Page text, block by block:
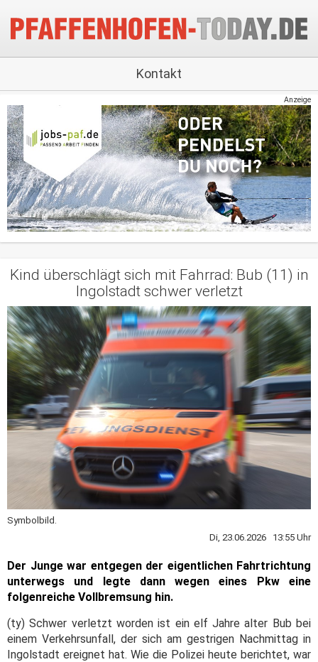
Kontakt
Anzeige
Kind überschlägt sich mit Fahrrad: Bub (11) in
Ingolstadt schwer verletzt
Symbolbild.
Di, 23.06.2026 13:55 Uhr
Der Junge war entgegen der eigentlichen Fahrtrichtung
unterwegs und legte dann wegen eines Pkw eine
folgenreiche Vollbremsung hin.
(ty) Schwer verletzt worden ist ein elf Jahre alter Bub bei
einem Verkehrsunfall, der sich am gestrigen Nachmittag in
Ingolstadt ereignet hat. Wie die Polizei heute berichtet, war